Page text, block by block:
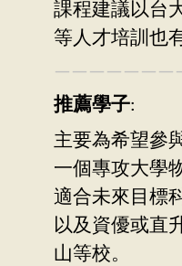
課程建議以台
等人才培訓也
推薦學子:
主要為希望參
一個專攻大學
適合未來目標
以及資優或直
山等校。